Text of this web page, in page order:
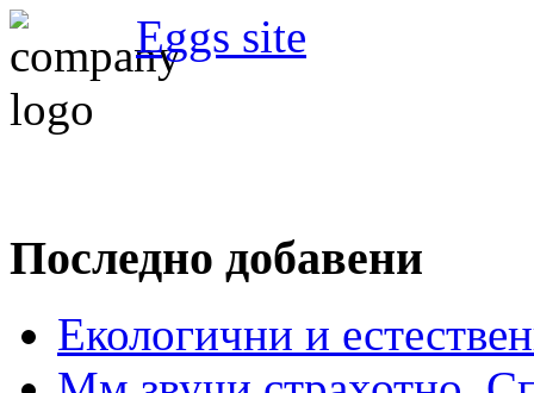
Eggs site
Последно добавени
Екологични и